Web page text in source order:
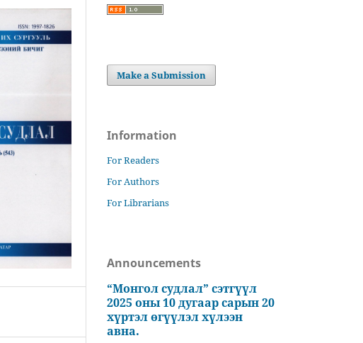
Make a Submission
Information
For Readers
For Authors
For Librarians
Announcements
“Монгол судлал” сэтгүүл
2025 оны 10 дугаар сарын 20
хүртэл өгүүлэл хүлээн
авна.